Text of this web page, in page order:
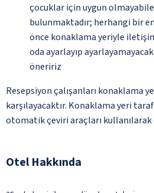
çocuklar için uygun
bulunmaktadır; herhangi bir
önce konaklama yeriyle
oda ayarlayıp
öneririz
Resepsiyon çalışanları konaklama
karşılayacaktır. Konaklama yeri
otomatik çeviri araçları
Otel Hakkında